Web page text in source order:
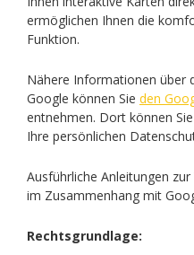
ermöglichen Ihnen die
Funktion.
Nähere Informationen über
Google können Sie den
entnehmen. Dort können
Ihre persönlichen
Ausführliche Anleitungen
im Zusammenhang mit
Rechtsgrundlage: